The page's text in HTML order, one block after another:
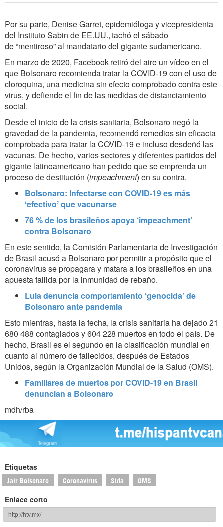
Por su parte, Denise Garret, epidemióloga y vicepresidenta
del Instituto Sabin de EE.UU., tachó el sábado
de “mentiroso” al mandatario del gigante sudamericano.
En marzo de 2020, Facebook retiró del aire un vídeo en el
que Bolsonaro recomienda tratar la COVID-19 con el uso de
cloroquina, una medicina sin efecto comprobado contra este
virus, y defiende el fin de las medidas de distanciamiento
social.
Desde el inicio de la crisis sanitaria, Bolsonaro negó la
gravedad de la pandemia, recomendó remedios sin eficacia
comprobada para tratar la COVID-19 e incluso desdeñó las
vacunas. De hecho, varios sectores y diferentes partidos del
gigante latinoamericano han pedido que se emprenda un
proceso de destitución (impeachment) en su contra.
Bolsonaro: Infectarse con COVID-19 es más
ʻefectivoʼ que vacunarse
76 % de los brasileños apoya ‘impeachment’
contra Bolsonaro
En este sentido, la Comisión Parlamentaria de Investigación
de Brasil acusó a Bolsonaro por permitir a propósito que el
coronavirus se propagara y matara a los brasileños en una
apuesta fallida por la inmunidad de rebaño.
Lula denuncia comportamiento ‘genocida’ de
Bolsonaro ante pandemia
Esto mientras, hasta la fecha, la crisis sanitaria ha dejado 21
680 488 contagiados y 604 228 muertos en todo el país. De
hecho, Brasil es el segundo en la clasificación mundial en
cuanto al número de fallecidos, después de Estados
Unidos, según la Organización Mundial de la Salud (OMS).
Familiares de muertos por COVID-19 en Brasil
denuncian a Bolsonaro
mdh/rba
Etiquetas
Jair Bolsonaro Coronavirus Sida OMS
Enlace corto